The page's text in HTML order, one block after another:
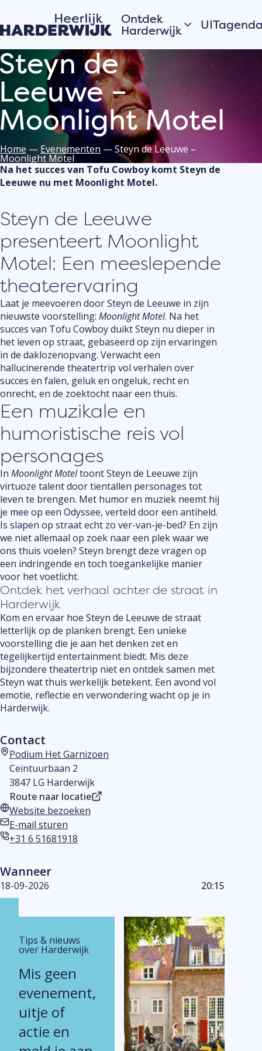
Ontdek
Harderwijk
Hanzestad
Water
Veluwe
Dorpen
Zomer in Harderwijk
Verhalen van de
Hardewijkers
vertellen
Bekijk alles
Open
de
de
–
Motel
Home — Evenementen —Steyn de Leeuwe –
Moonlight Motel
Na het succes van Tofu Cowboy komt Steyn de
Leeuwe nu met Moonlight Motel.
Steyn de Leeuwe
presenteert Moonlight
Motel: Een meeslepende
theaterervaring
Laat je meevoeren door Steyn de Leeuwe in zijn
nieuwste voorstelling: Moonlight Motel. Na het
succes van Tofu Cowboy duikt Steyn nu dieper in
het leven op straat, gebaseerd op zijn ervaringen
in de daklozenopvang. Verwacht een
hallucinerende theatertrip vol verhalen over
succes en falen, geluk en ongeluk, recht en
onrecht, en de zoektocht naar een thuis.
Een muzikale en
humoristische reis vol
personages
In Moonlight Moteltoont Steyn de Leeuwe zijn
virtuoze talent door tientallen personages tot
leven te brengen. Met humor en muziek neemt hij
je mee op een Odyssee, verteld door een antiheld.
Is slapen op straat echt zo ver-van-je-bed? En zijn
we niet allemaal op zoek naar een plek waar we
ons thuis voelen? Steyn brengt deze vragen op
een indringende en toch toegankelijke manier
voor het voetlicht.
Ontdek het verhaal achter de straat in
Harderwijk
Kom en ervaar hoe Steyn de Leeuwe de straat
letterlijk op de planken brengt. Een unieke
voorstelling die je aan het denken zet en
tegelijkertijd entertainment biedt. Mis deze
bijzondere theatertrip niet en ontdek samen met
Steyn wat thuis werkelijk betekent. Een avond vol
emotie, reflectie en verwondering wacht op je in
Harderwijk.
Contact
Adres
Podium Het Garnizoen
Ceintuurbaan 2
3847 LG Harderwijk
Route naar locatie
Website
Website bezoeken
E-mailadres
E-mail sturen
Telefoonnummer
+31 6 51681918
Wanneer
18-09-2026 20:15
Tips & nieuws
over Harderwijk
Mis geen
evenement,
uitje of
actie en